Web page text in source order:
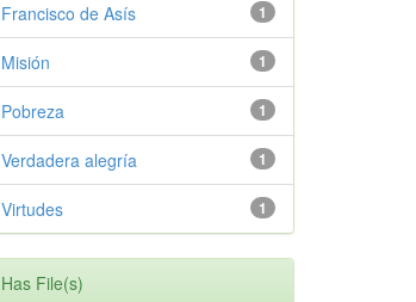
1
Francisco de Asís
1
Misión
1
Pobreza
1
Verdadera alegría
1
Virtudes
Has File(s)